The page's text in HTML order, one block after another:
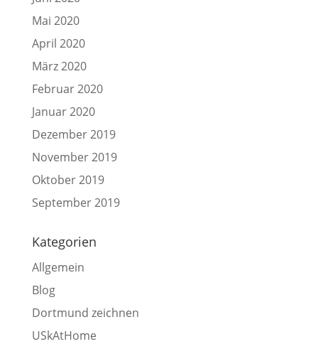
Mai 2020
April 2020
März 2020
Februar 2020
Januar 2020
Dezember 2019
November 2019
Oktober 2019
September 2019
Kategorien
Allgemein
Blog
Dortmund zeichnen
USkAtHome